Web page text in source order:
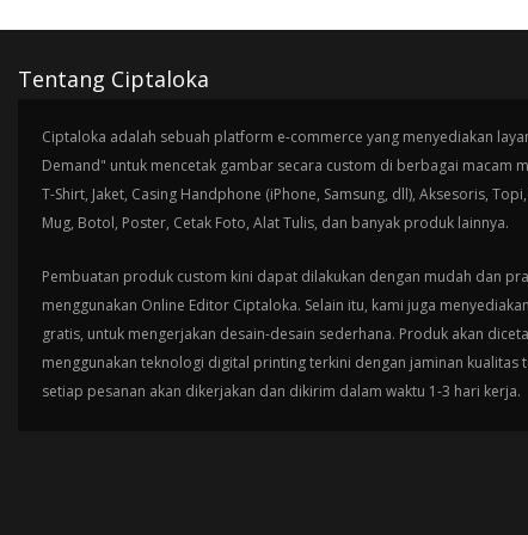
Tentang Ciptaloka
Ciptaloka adalah sebuah platform e-commerce yang menyediakan
Demand" untuk mencetak gambar secara custom di berbagai macam
T-Shirt, Jaket, Casing Handphone (iPhone, Samsung, dll), Aksesoris,
Mug, Botol, Poster, Cetak Foto, Alat Tulis, dan banyak produk lainnya.
Pembuatan produk custom kini dapat dilakukan dengan mudah dan
menggunakan Online Editor Ciptaloka. Selain itu, kami juga
gratis, untuk mengerjakan desain-desain sederhana. Produk akan
menggunakan teknologi digital printing terkini dengan jaminan kualitas
setiap pesanan akan dikerjakan dan dikirim dalam waktu 1-3 hari kerja.